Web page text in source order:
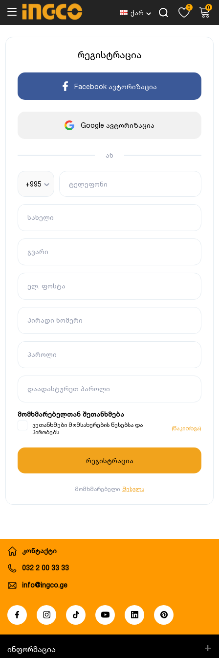
ქარ
0 0
რეგისტრაცია
Facebook ავტორიზაცია
Google ავტორიზაცია
ან
+995 ტელეფონი
სახელი
გვარი
ელ. ფოსტა
პირადი ნომერი
პაროლი
დაადასტურეთ პაროლი
მომხმარებელთან შეთანხმება
ვეთანხმები მომსახურების წესებსა და
პირობებს
(წაკითხვა)
მომხმარებელი შესვლა
კონტაქტი
032 2 00 33 33
info@ingco.ge
+
ინფორმაცია